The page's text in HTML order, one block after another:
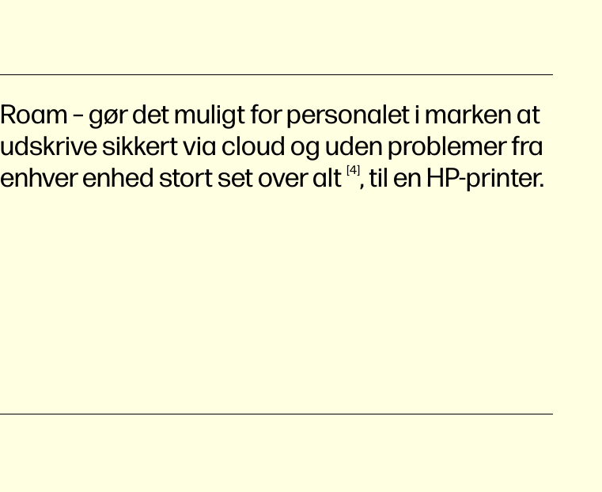
Roam – gør det muligt for personalet i marken at
udskrive sikkert via cloud og uden problemer fra
enhver enhed stort set overalt 4 , til en HP-printer.